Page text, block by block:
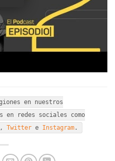
en nuestros
en redes sociales como
,Twitter e Instagram .